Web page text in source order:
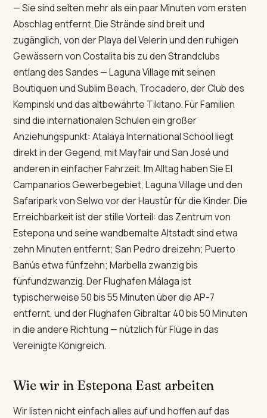
— Sie sind selten mehr als ein paar Minuten vom ersten
Abschlag entfernt. Die Strände sind breit und
zugänglich, von der Playa del Velerín und den ruhigen
Gewässern von Costalita bis zu den Strandclubs
entlang des Sandes — Laguna Village mit seinen
Boutiquen und Sublim Beach, Trocadero, der Club des
Kempinski und das altbewährte Tikitano. Für Familien
sind die internationalen Schulen ein großer
Anziehungspunkt: Atalaya International School liegt
direkt in der Gegend, mit Mayfair und San José und
anderen in einfacher Fahrzeit. Im Alltag haben Sie El
Campanarios Gewerbegebiet, Laguna Village und den
Safaripark von Selwo vor der Haustür für die Kinder. Die
Erreichbarkeit ist der stille Vorteil: das Zentrum von
Estepona und seine wandbemalte Altstadt sind etwa
zehn Minuten entfernt; San Pedro dreizehn; Puerto
Banús etwa fünfzehn; Marbella zwanzig bis
fünfundzwanzig. Der Flughafen Málaga ist
typischerweise 50 bis 55 Minuten über die AP-7
entfernt, und der Flughafen Gibraltar 40 bis 50 Minuten
in die andere Richtung — nützlich für Flüge in das
Vereinigte Königreich.
Wie wir in Estepona East arbeiten
Wir listen nicht einfach alles auf und hoffen auf das